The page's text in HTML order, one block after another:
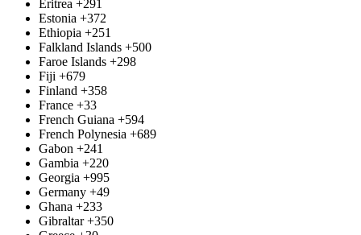
Eritrea +291
Estonia +372
Ethiopia +251
Falkland Islands +500
Faroe Islands +298
Fiji +679
Finland +358
France +33
French Guiana +594
French Polynesia +689
Gabon +241
Gambia +220
Georgia +995
Germany +49
Ghana +233
Gibraltar +350